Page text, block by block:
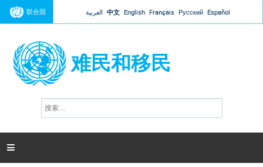
Jump to navigation
联合国 العربية 中文 English Français Русский Español
难民和移民
搜
索
